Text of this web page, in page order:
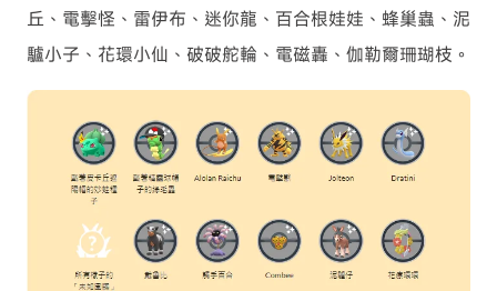
丘、電擊怪、雷伊布、迷你龍、百合根娃娃、蜂巢蟲、泥
驢小子、花環小仙、破破舵輪、電磁轟、伽勒爾珊瑚枝。